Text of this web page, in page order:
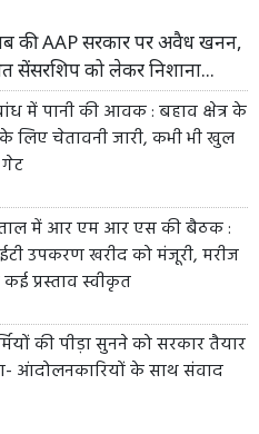
की AAP सरकार पर अवैध खनन,
सेंसरशिप को लेकर निशाना...
में पानी की आवक : बहाव क्षेत्र के
लिए चेतावनी जारी, कभी भी खुल
में आर एम आर एस की बैठक :
उपकरण खरीद को मंजूरी, मरीज
प्रस्ताव स्वीकृत
की पीड़ा सुनने को सरकार तैयार
आंदोलनकारियों के साथ संवाद